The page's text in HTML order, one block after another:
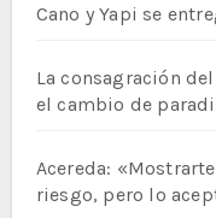
Cano y Yapi se
La consagración
el cambio de
Acereda:
riesgo, pero lo